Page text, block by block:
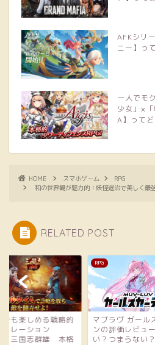
AFKシリ
ニー】っ
一人でモ
少女」×
A】って
HOME スマホゲーム
RPG
和の世界観が魅力的！妖怪退治で美しく最
RELATED POST
ラヴ ガールズガーデ
価レビュー｜面白
つまらない？実際...
RPG
ゆるかわファン
世界観が120点
の伝説】ってど